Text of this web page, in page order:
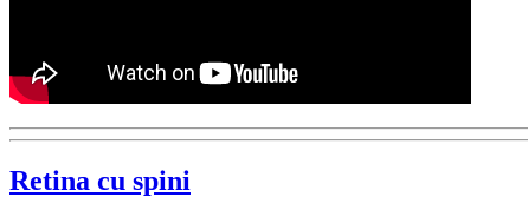
Retina cu spini